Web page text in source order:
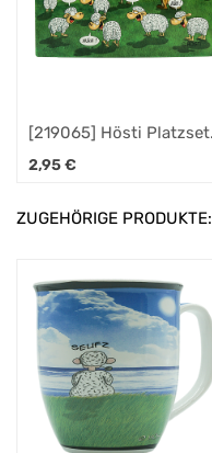
[219065] Hösti Platzset
Fresse
2,95€
ZUGEHÖRIGE PRODUKTE: